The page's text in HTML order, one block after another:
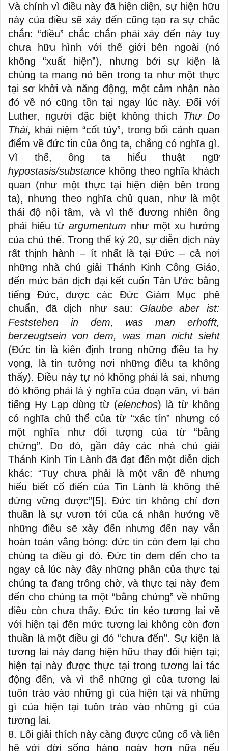
Và chính vì điều này đã hiện diện, sự hiện hữu
này của điều sẽ xảy đến cũng tạo ra sự chắc
chắn: “điều” chắc chắn phải xảy đến này tuy
chưa hữu hình với thế giới bên ngoài (nó
không “xuất hiện”), nhưng bởi sự kiện là
chúng ta mang nó bên trong ta như một thực
tại sơ khởi và năng động, một cảm nhận nào
đó về nó cũng tồn tại ngay lúc này. Đối với
Luther, người đặc biệt không thích
Thư Do
Thái, khái niệm “cốt tủy”, trong bối cảnh quan
điểm về đức tin của ông ta, chẳng có nghĩa gì.
Vì thế, ông ta hiểu thuật ngữ
hypostasis/substance không theo nghĩa khách
quan (như một thực tại hiện diện bên trong
ta), nhưng theo nghĩa chủ quan, như là một
thái độ nội tâm, và vì thế đương nhiên ông
phải hiểu từargumentum như một xu hướng
của chủ thể. Trong thế kỷ 20, sự diễn dịch này
rất thịnh hành – ít nhất là tại Đức – cả nơi
những nhà chú giải Thánh Kinh Công Giáo,
đến mức bản dịch đại kết cuốn Tân Ước bằng
tiếng Đức, được các Đức Giám Mục phê
chuẩn, đã dịch như sau: Glaube aber ist:
Feststehen in dem, was man erhofft,
berzeugtsein von dem, was man nicht sieht
(Đức tin là kiên định trong những điều ta hy
vọng, là tin tưởng nơi những điều ta không
thấy). Điều này tự nó không phải là sai, nhưng
đó không phải là ý nghĩa của đoạn văn, vì bản
tiếng Hy Lạp dùng từ (elenchos) là từ không
có nghĩa chủ thể của từ “xác tín” nhưng có
một nghĩa như đối tượng của từ “bằng
chứng”. Do đó, gần đây các nhà chú giải
Thánh Kinh Tin Lành đã đạt đến một diễn dịch
khác: “Tuy chưa phải là một vấn đề nhưng
hiểu biết cổ điển của Tin Lành là không thể
đứng vững được”[5]. Đức tin không chỉ đơn
thuần là sự vươn tới của cá nhân hướng về
những điều sẽ xảy đến nhưng đến nay vẫn
hoàn toàn vắng bóng: đức tin còn đem lại cho
chúng ta điều gì đó. Đức tin đem đến cho ta
ngay cả lúc này đây những phần của thực tại
chúng ta đang trông chờ, và thực tại này đem
đến cho chúng ta một “bằng chứng” về những
điều còn chưa thấy. Đức tin kéo tương lai về
với hiện tại đến mức tương lai không còn đơn
thuần là một điều gì đó “chưa đến”. Sự kiện là
tương lai này đang hiện hữu thay đổi hiện tại;
hiện tại này được thực tại trong tương lai tác
động đến, và vì thế những gì của tương lai
tuôn trào vào những gì của hiện tại và những
gì của hiện tại tuôn trào vào những gì của
tương lai.
8. Lối giải thích này càng được củng cố và liên
hệ với đời sống hàng ngày hơn nữa nếu